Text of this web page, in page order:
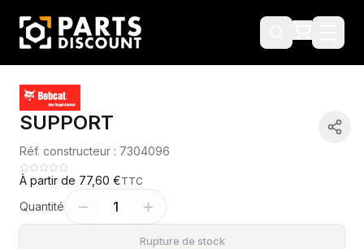
SUPPORT
Réf. constructeur : 7304096
À partir de 77,60 €TTC
Quantité 1
Rupture de stock